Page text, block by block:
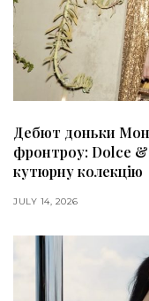
Дебют доньки
фронтроу: Dolce &
кутюрну колекцію
JULY 14, 2026